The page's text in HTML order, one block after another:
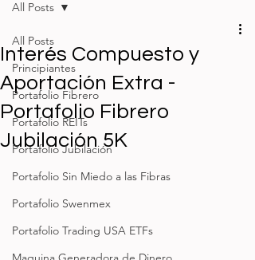
All Posts
Principiantes
Portafolio Fibrero
Portafolio REITs
Portafolio Jubilación
Portafolio Sin Miedo a las Fibras
Portafolio Swenmex
Portafolio Trading USA ETFs
All Posts
Interés Compuesto y
Aportación Extra -
Portafolio Fibrero
Jubilación 5K